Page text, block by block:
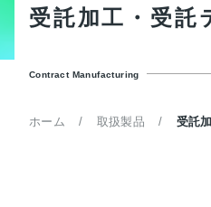
受託加工 ・ 受託
Contract Manufacturing
ホーム 取扱製品 受託